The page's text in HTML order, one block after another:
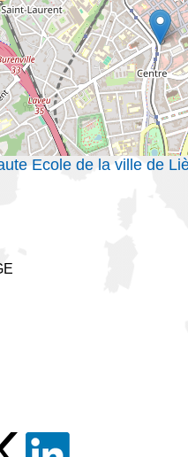
Ecole de la ville de